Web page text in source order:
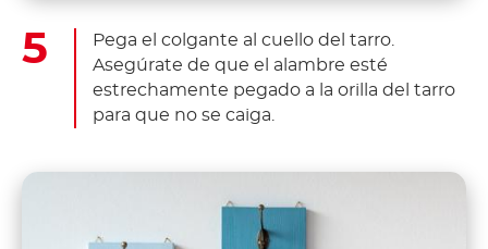
Pega el colgante al cuello del tarro.
Asegúrate de que el alambre esté
estrechamente pegado a la orilla del tarro
para que no se caiga.